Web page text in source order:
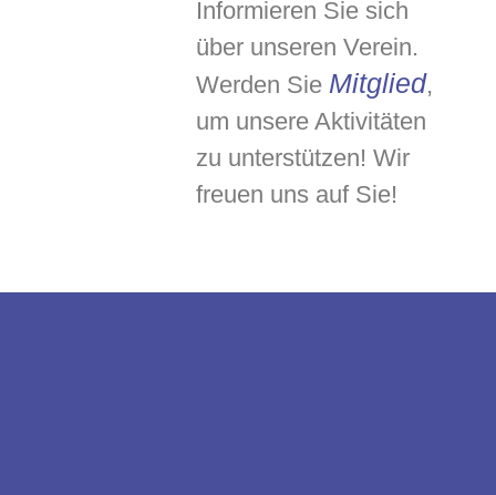
Informieren Sie sich
über unseren Verein.
Werden Sie Mitglied,
um unsere Aktivitäten
zu unterstützen! Wir
freuen uns auf Sie!